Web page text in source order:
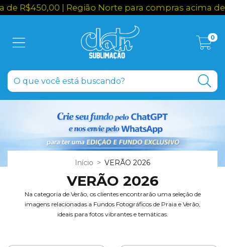
Norte para compras acima de R$650,00
0
Início > VERÃO 2026
VERÃO 2026
Na categoria de Verão, os clientes encontrarão uma seleção de
imagens relacionadas a Fundos Fotográficos de Praia e Verão,
ideais para fotos vibrantes e temáticas.